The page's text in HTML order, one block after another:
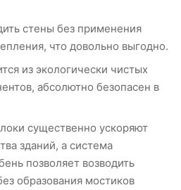
стены без применения
что довольно выгодно.
из экологически чистых
абсолютно безопасен в
существенно ускоряют
зданий, а система
позволяет возводить
образования мостиков